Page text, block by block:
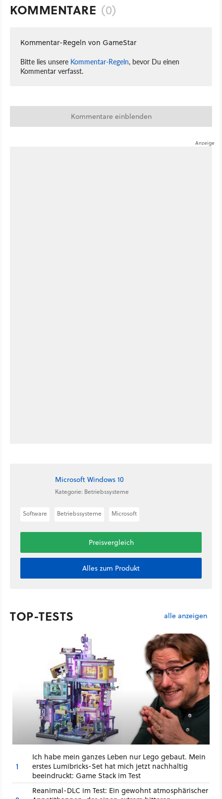
KOMMENTARE (0)
Kommentar-Regeln von GameStar
Bitte lies unsere Kommentar-Regeln, bevor Du einen
Kommentar verfasst.
Kommentare einblenden
Microsoft Windows 10
Kategorie: Betriebssysteme
Software Betriebssysteme Microsoft
Preisvergleich
Alles zum Produkt
TOP-TESTS alle anzeigen
1
Ich habe mein ganzes Leben nur Lego gebaut. Mein
erstes Lumibricks-Set hat mich jetzt nachhaltig
beeindruckt: Game Stack im Test
Reanimal-DLC im Test: Ein gewohnt atmosphärischer